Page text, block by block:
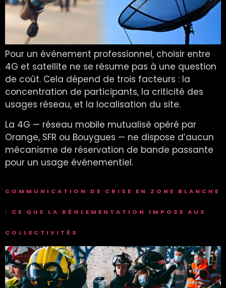
Pour un événement professionnel, choisir entre
4G et satellite ne se résume pas à une question
de coût. Cela dépend de trois facteurs : la
concentration de participants, la criticité des
usages réseau, et la localisation du site.
La 4G — réseau mobile mutualisé opéré par
Orange, SFR ou Bouygues — ne dispose d’aucun
mécanisme de réservation de bande passante
pour un usage événementiel.
COMMUNICATION DE CRISE EN ZONE BLANCHE
: CE QUE LA RÉGLEMENTATION IMPOSE AUX
COLLECTIVITÉS